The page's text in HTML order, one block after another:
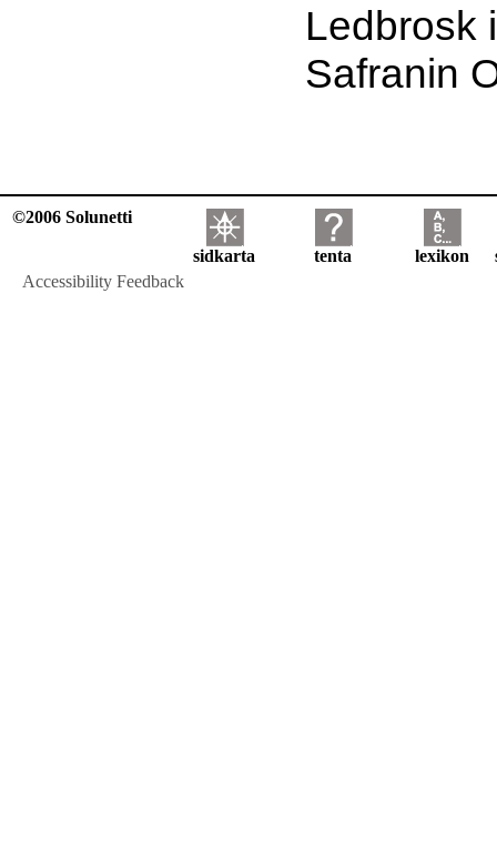
Ledbrosk
Safranin
©2006 Solunetti
sidkarta tenta lexikon
Accessibility Feedback